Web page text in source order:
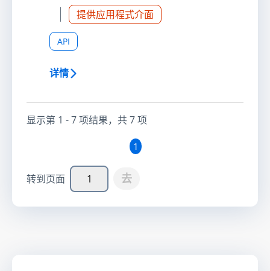
提供应用程式介面
API
详情
显示第 1 - 7项结果，共7项
1
转到页面 去